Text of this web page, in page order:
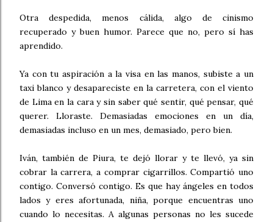
Otra despedida, menos cálida, algo de cinismo
recuperado y buen humor. Parece que no, pero sí has
aprendido.
Ya con tu aspiración a la visa en las manos, subiste a un
taxi blanco y desapareciste en la carretera, con el viento
de Lima en la cara y sin saber qué sentir, qué pensar, qué
querer. Lloraste. Demasiadas emociones en un día,
demasiadas incluso en un mes, demasiado, pero bien.
Iván, también de Piura, te dejó llorar y te llevó, ya sin
cobrar la carrera, a comprar cigarrillos. Compartió uno
contigo. Conversó contigo. Es que hay ángeles en todos
lados y eres afortunada, niña, porque encuentras uno
cuando lo necesitas. A algunas personas no les sucede